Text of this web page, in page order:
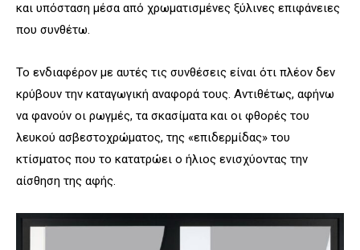
και υπόσταση μέσα από χρωματισμένες ξύλινες επιφάνειες
που συνθέτω.
Το ενδιαφέρον με αυτές τις συνθέσεις είναι ότι πλέον δεν
κρύβουν την καταγωγική αναφορά τους. Αντιθέτως, αφήνω
να φανούν οι ρωγμές, τα σκασίματα και οι φθορές του
λευκού ασβεστοχρώματος, της «επιδερμίδας» του
κτίσματος που το κατατρώει ο ήλιος ενισχύοντας την
αίσθηση της αφής.